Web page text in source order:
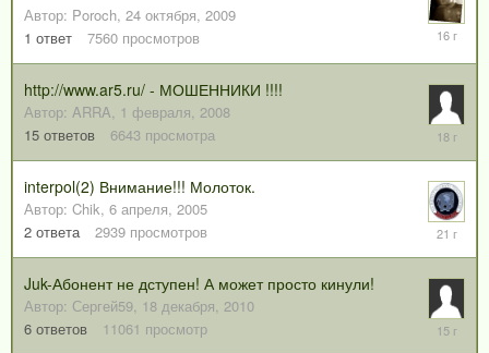
Автор: Poroch, 24 октября, 2009
1 ответ 7560 просмотров
29
2009
http://www.ar5.ru/ - МОШЕННИКИ !!!!
Автор: ARRA, 1 февраля, 2008
15 ответов 6643 просмотра
27
2008
interpol(2) Внимание!!! Молоток.
Автор: Chik, 6 апреля, 2005
2 ответа 2939 просмотров
2005
Juk-Абонент не дступен! А может просто кинули!
Автор: Сергей59, 18 декабря, 2010
6 ответов 11061 просмотр
25